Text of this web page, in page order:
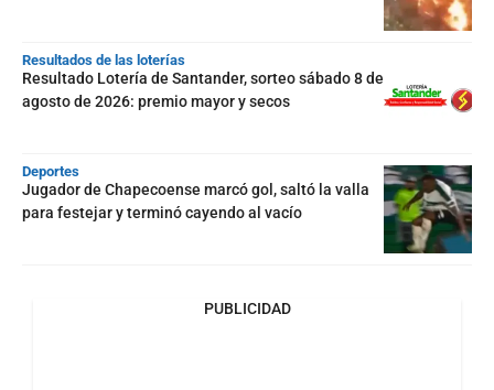
Resultados de las loterías
Resultado Lotería de Santander, sorteo sábado 8 de
agosto de 2026: premio mayor y secos
Deportes
Jugador de Chapecoense marcó gol, saltó la valla
para festejar y terminó cayendo al vacío
PUBLICIDAD